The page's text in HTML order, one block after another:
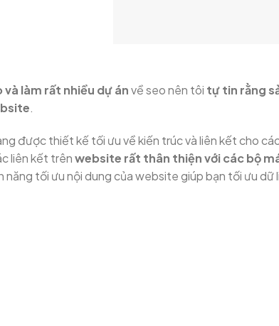
và làm rất nhiều dự ánvề seo nên tôi tự tin rằng
.
được thiết kế tối ưu về kiến trúc và liên kết cho
liên kết trênwebsite rất thân thiện với các bộ
năng tối ưu nội dung của website giúp bạn tối ưu dữ